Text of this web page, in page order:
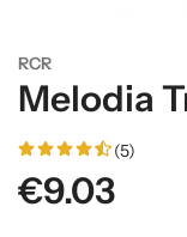
RCR
Melodia
(5)
€9.03